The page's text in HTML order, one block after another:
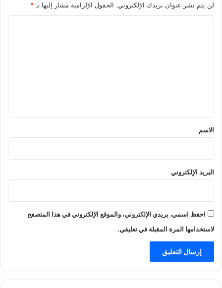
لن يتم نشر عنوان بريدك الإلكتروني. الحقول الإلزامية مشار إليها بـ *
*
الاسم
البريد الإلكتروني
احفظ اسمي، بريدي الإلكتروني، والموقع الإلكتروني في هذا المتصفح
لاستخدامها المرة المقبلة في تعليقي.